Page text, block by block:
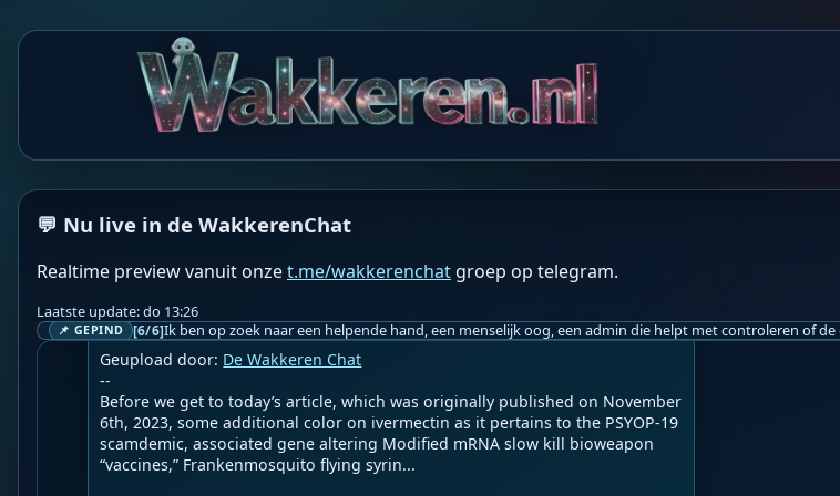
💬 Nu live in de WakkerenChat
Realtime preview vanuit onzet.me/wakkerenchat groep op telegram.
Laatste update: do 13:26
📌 GEPIND [6/6]
☀️2nd Smartest Guy in the World☀️
The Cure for Frankenmosquitos, Malaria, Turbo Cancers, Bacteria, Parasites,
A Flu "Vaccine" & New DEI Hire CDC Director
Geupload door: De Wakkeren Chat
--
Before we get to today’s article, which was originally published on November
6th, 2023, some additional color on ivermectin as it pertains to the PSYOP-19
scamdemic, associated gene altering Modified mRNA slow kill bioweapon
“vaccines,” Frankenmosquito flying syrin...